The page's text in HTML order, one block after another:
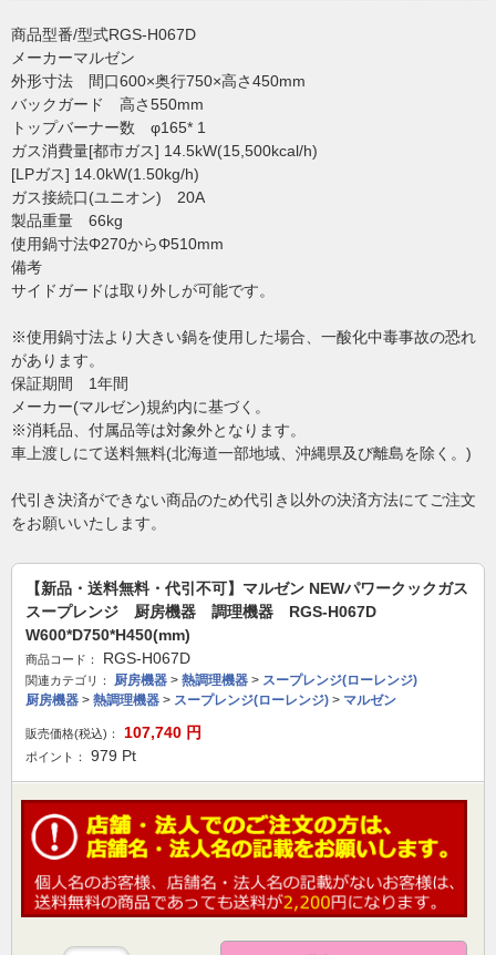
商品型番/型式RGS-H067D
メーカーマルゼン
外形寸法 間口600×奥行750×高さ450mm
バックガード 高さ550mm
トップバーナー数 φ165* 1
ガス消費量[都市ガス] 14.5kW(15,500kcal/h)
[LPガス] 14.0kW(1.50kg/h)
ガス接続口(ユニオン) 20A
製品重量 66kg
使用鍋寸法Φ270からΦ510mm
備考
サイドガードは取り外しが可能です。
※使用鍋寸法より大きい鍋を使用した場合、一酸化中毒事故の恐れ
があります。
保証期間 1年間
メーカー(マルゼン)規約内に基づく。
※消耗品、付属品等は対象外となります。
車上渡しにて送料無料(北海道一部地域、沖縄県及び離島を除く。)
代引き決済ができない商品のため代引き以外の決済方法にてご注文
をお願いいたします。
【新品・送料無料・代引不可】マルゼン NEWパワークックガス
スープレンジ 厨房機器 調理機器 RGS-H067D
W600*D750*H450(mm)
商品コード： RGS-H067D
関連カテゴリ： 厨房機器 > 熱調理機器 > スープレンジ(ローレンジ)
厨房機器 > 熱調理機器 > スープレンジ(ローレンジ) > マルゼン
販売価格(税込)： 107,740 円
ポイント： 979 Pt